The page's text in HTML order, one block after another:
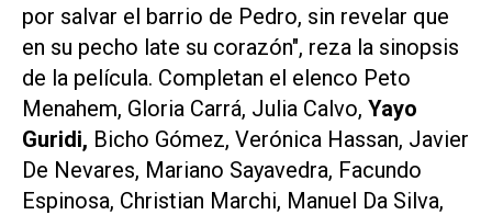
por salvar el barrio de Pedro, sin revelar que
en su pecho late su corazón", reza la sinopsis
de la película. Completan el elenco Peto
Menahem, Gloria Carrá, Julia Calvo, Yayo
Guridi, Bicho Gómez, Verónica Hassan, Javier
De Nevares, Mariano Sayavedra, Facundo
Espinosa, Christian Marchi, Manuel Da Silva,